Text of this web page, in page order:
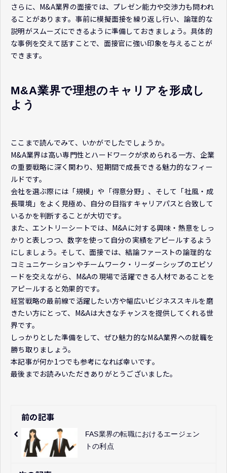
さらに、M&A業界の面接では、プレゼン能力や交渉力も問われ
ることがあります。事前に模擬面接を繰り返し行い、論理的な
説明がスムーズにできるように準備しておきましょう。具体的
な事例を交えて話すことで、面接官に強い印象を与えることが
できます。
M&A業界で理想のキャリアを形成し
よう
ここまで読んでみて、いかがでしたでしょうか。
M&A業界は高い専門性とハードワークが求められる一方、企業
の重要戦略に深く関わり、短期間で成長できる魅力的なフィー
ルドです。
会社を選ぶ際には「規模」や「得意分野」、そして「社風・成
長環境」をよく見極め、自分の目指すキャリアパスと合致して
いるかを判断することが大切です。
また、エントリーシートでは、M&Aに対する興味・熱意をしっ
かりと表しつつ、数字を使って自分の実績をアピールするよう
にしましょう。そして、面接では、結論ファーストの論理的な
コミュニケーションやチームワーク・リーダーシップのエピソ
ードを交えながら、M&Aの現場で活躍できる人材であることを
アピールすると効果的です。
経営戦略の最前線で活躍したい方や幅広いビジネススキルを磨
きたい方にとって、M&Aは大きなチャンスを提供してくれる世
界です。
しっかりとした準備をして、ぜひ魅力的なM&A業界への就職を
勝ち取りましょう。
本記事が何か1つでも参考になれば幸いです。
最後までお読みいただきありがとうございました。
前の記事
FAS業界の転職におけるエージェン
トの利点